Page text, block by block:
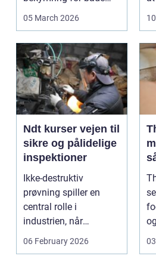
smerter og pris.
05 March 2026
Ndt kurser vejen til
sikre og pålidelige
inspektioner
Ikke-destruktiv
prøvning spiller en
central rolle i
industrien, når
konstruktioner,
svejsninger og k...
06 February 2026